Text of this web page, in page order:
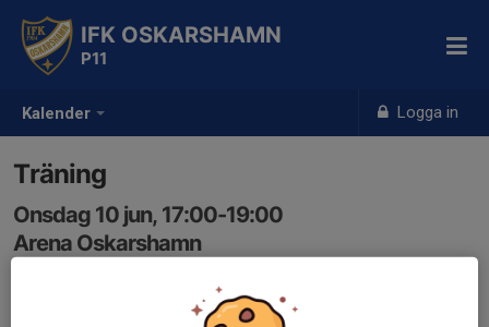
Kalender Logga in
IFK OSKARSHAMN
P11
Träning
Onsdag 10 jun, 17:00-19:00
Arena Oskarshamn